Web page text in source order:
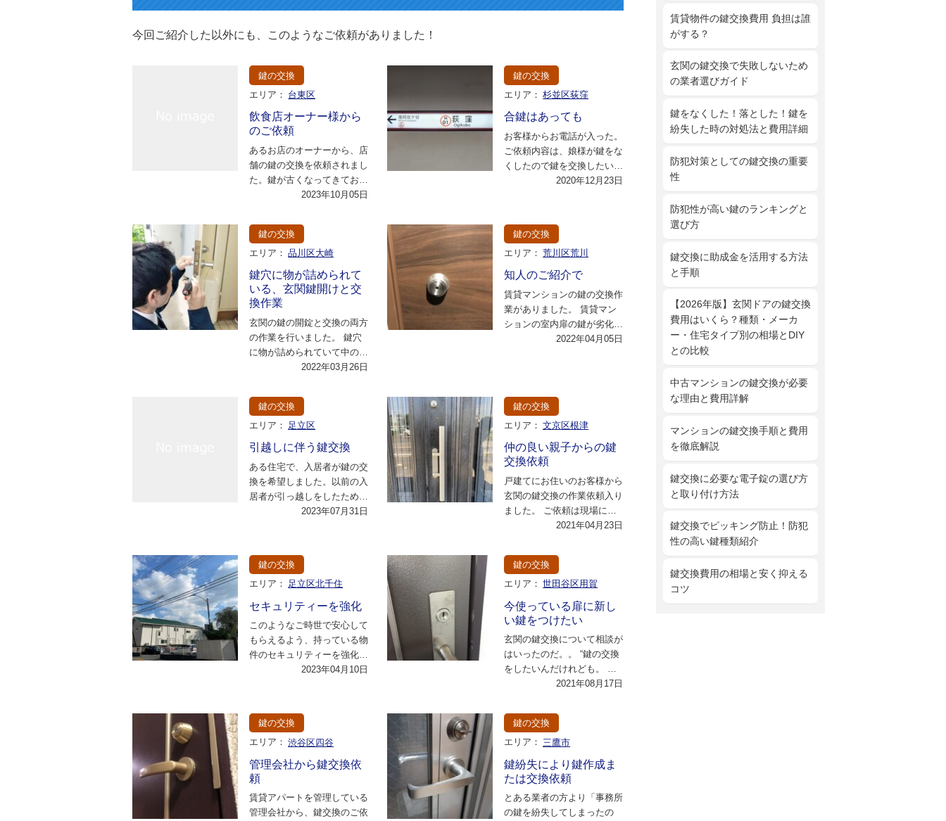
今回ご紹介した以外にも、このようなご依頼がありました！
鍵の交換
エリア： 台東区
飲食店オーナー様から
のご依頼
あるお店のオーナーから、店
舗の鍵の交換を依頼されまし
た。鍵が古くなってきてお
り、動作がスムーズではなく
2023年10月05日
鍵の交換
エリア： 杉並区荻窪
合鍵はあっても
お客様からお電話が入った。
ご依頼内容は、娘様が鍵をな
くしたので鍵を交換したいと
のことだった。 早速現場へ
2020年12月23日
鍵の交換
エリア： 品川区大崎
鍵穴に物が詰められて
いる、玄関鍵開けと交
換作業
玄関の鍵の開錠と交換の両方
の作業を行いました。 鍵穴
に物が詰められていて中のも
のを自分で取り出していたけ
2022年03月26日
鍵の交換
エリア： 荒川区荒川
知人のご紹介で
賃貸マンションの鍵の交換作
業がありました。 賃貸マン
ションの室内扉の鍵が劣化が
進み、開きにくいなど不具合
2022年04月05日
鍵の交換
エリア： 足立区
引越しに伴う鍵交換
ある住宅で、入居者が鍵の交
換を希望しました。以前の入
居者が引っ越しをしたため、
新しい鍵を取り付ける必要が
2023年07月31日
鍵の交換
エリア： 文京区根津
仲の良い親子からの鍵
交換依頼
戸建てにお住いのお客様から
玄関の鍵交換の作業依頼入り
ました。 ご依頼は現場に住
むお父様の息子さんからで、
2021年04月23日
鍵の交換
エリア： 足立区北千住
セキュリティーを強化
このようなご時世で安心して
もらえるよう、持っている物
件のセキュリティーを強化し
たい。 こんな風に相談され
2023年04月10日
鍵の交換
エリア： 世田谷区用賀
今使っている扉に新し
い鍵をつけたい
玄関の鍵交換について相談が
はいったのだ。。 “鍵の交換
をしたいんだけれども。 今
使っている扉に新しい鍵をつ
2021年08月17日
鍵の交換
エリア： 渋谷区四谷
管理会社から鍵交換依
頼
賃貸アパートを管理している
管理会社から、鍵交換のご依
鍵の交換
エリア： 三鷹市
鍵紛失により鍵作成ま
たは交換依頼
とある業者の方より「事務所
の鍵を紛失してしまったの
賃貸物件の鍵交換費用 負担は誰
がする？
玄関の鍵交換で失敗しないため
の業者選びガイド
鍵をなくした！落とした！鍵を
紛失した時の対処法と費用詳細
防犯対策としての鍵交換の重要
性
防犯性が高い鍵のランキングと
選び方
鍵交換に助成金を活用する方法
と手順
【2026年版】玄関ドアの鍵交換
費用はいくら？種類・メーカ
ー・住宅タイプ別の相場とDIY
との比較
中古マンションの鍵交換が必要
な理由と費用詳解
マンションの鍵交換手順と費用
を徹底解説
鍵交換に必要な電子錠の選び方
と取り付け方法
鍵交換でピッキング防止！防犯
性の高い鍵種類紹介
鍵交換費用の相場と安く抑える
コツ